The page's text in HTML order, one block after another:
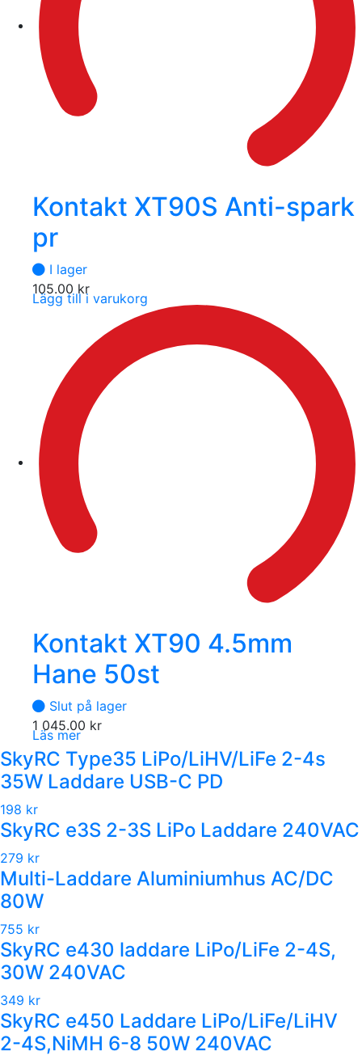
Kontakt XT90S Anti-spark
pr
I lager
105.00 kr
Lägg till i varukorg
Kontakt XT90 4.5mm
Hane 50st
Slut på lager
1 045.00 kr
Läs mer
SkyRC Type35 LiPo/LiHV/LiFe 2-4s
35W Laddare USB-C PD
198 kr
SkyRC e3S 2-3S LiPo Laddare 240VAC
279 kr
Multi-Laddare Aluminiumhus AC/DC
80W
755 kr
SkyRC e430 laddare LiPo/LiFe 2-4S,
30W 240VAC
349 kr
SkyRC e450 Laddare LiPo/LiFe/LiHV
2-4S,NiMH 6-8 50W 240VAC